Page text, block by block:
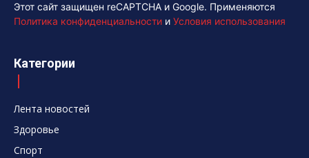
Этот сайт защищен reCAPTCHA и Google. Применяются
Политика конфиденциальности и Условия использования
Категории
Лента новостей
Здоровье
Спорт